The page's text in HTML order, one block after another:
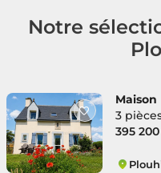
Notre
Maison
3
395